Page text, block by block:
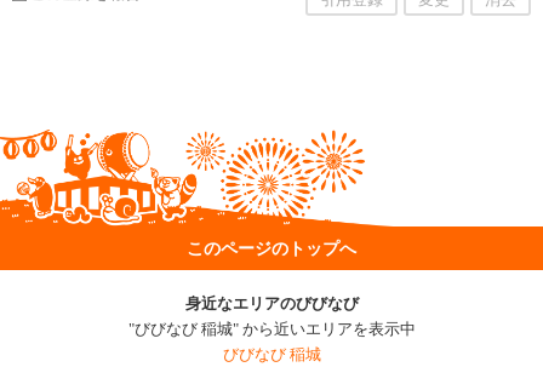
このページのトップへ
身近なエリアのびびなび
"びびなび 稲城" から近いエリアを表示中
びびなび 稲城